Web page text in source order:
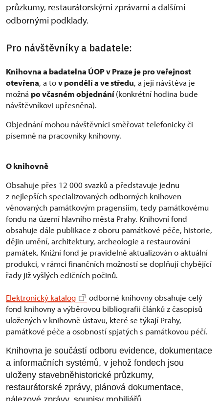
průzkumy, restaurátorskými zprávami a dalšími
odbornými podklady.
Pro návštěvníky a badatele:
Knihovna a badatelna ÚOP v Praze je pro veřejnost
otevřena, a tov pondělí a vestředu, a její návštěva je
možná povčasném objednání(konkrétní hodina bude
návštěvníkovi upřesněna).
Objednání mohou návštěvníci směřovat telefonicky či
písemně na pracovníky knihovny.
O knihovně
Obsahuje přes 12 000 svazků a představuje jednu
z nejlepších specializovaných odborných knihoven
věnovaných památkovým pragensiím, tedy památkovému
fondu na území hlavního města Prahy. Knihovní fond
obsahuje dále publikace z oboru památkové péče, historie,
dějin umění, architektury, archeologie a restaurování
památek. Knižní fond je pravidelně aktualizován o aktuální
produkci, v rámci finančních možností se doplňují chybějící
řady již vyšlých edičních počinů.
Elektronický katalog
odborné knihovny obsahuje celý
fond knihovny a výběrovou bibliografii článků z časopisů
uložených v knihovně ústavu, které se týkají Prahy,
památkové péče a osobností spjatých s památkovou péčí.
Knihovna je součástí odboru evidence, dokumentace
a informačních systémů, v jehož fondech jsou
uloženy stavebněhistorické průzkumy,
restaurátorské zprávy, plánová dokumentace,